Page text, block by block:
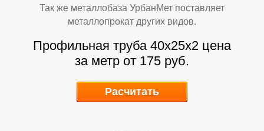
Так же металлобаза УрбанМет поставляет
металлопрокат других видов.
Профильная труба 40х25х2 цена
за метр от 175 руб.
Расчитать